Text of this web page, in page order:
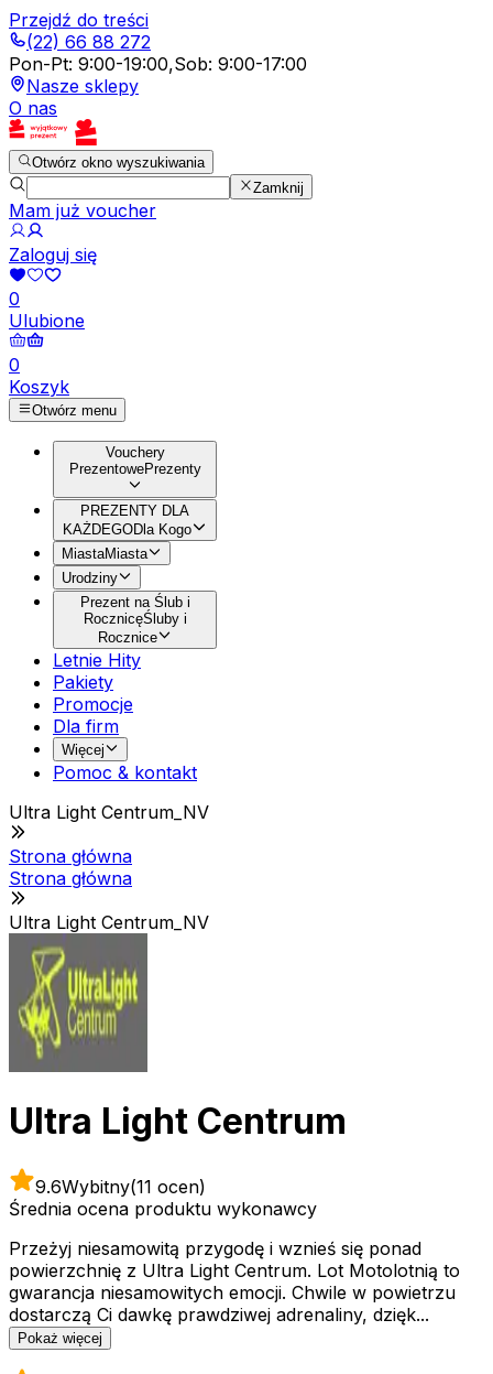
Przejdź do treści
(22) 66 88 272
Pon-Pt: 9:00-19:00,Sob: 9:00-17:00
Nasze sklepy
O nas
Otwórz okno wyszukiwania
Zamknij
Mam już voucher
Zaloguj się
0
Ulubione
0
Koszyk
Otwórz menu
Vouchery
PrezentowePrezenty
PREZENTY DLA
KAŻDEGODla Kogo
MiastaMiasta
Urodziny
Prezent na Ślub i
RocznicęŚluby i
Rocznice
Letnie Hity
Pakiety
Promocje
Dla firm
Więcej
Pomoc & kontakt
Ultra Light Centrum_NV
Strona główna
Strona główna
Ultra Light Centrum_NV
Ultra Light Centrum
9.6Wybitny(11 ocen)
Średnia ocena produktu wykonawcy
Przeżyj niesamowitą przygodę i wznieś się ponad
powierzchnię z Ultra Light Centrum. Lot Motolotnią to
gwarancja niesamowitych emocji. Chwile w powietrzu
dostarczą Ci dawkę prawdziwej adrenaliny, dzięk...
Pokaż więcej